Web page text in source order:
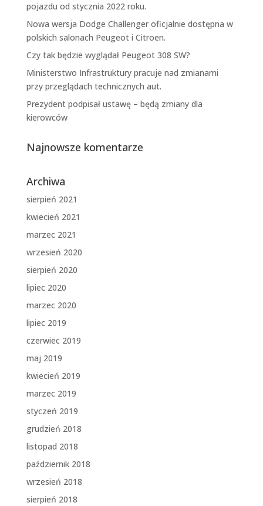
pojazdu od stycznia 2022 roku.
Nowa wersja Dodge Challenger oficjalnie dostępna w
polskich salonach Peugeot i Citroen.
Czy tak będzie wyglądał Peugeot 308 SW?
Ministerstwo Infrastruktury pracuje nad zmianami
przy przeglądach technicznych aut.
Prezydent podpisał ustawę – będą zmiany dla
kierowców
Najnowsze komentarze
Archiwa
sierpień 2021
kwiecień 2021
marzec 2021
wrzesień 2020
sierpień 2020
lipiec 2020
marzec 2020
lipiec 2019
czerwiec 2019
maj 2019
kwiecień 2019
marzec 2019
styczeń 2019
grudzień 2018
listopad 2018
październik 2018
wrzesień 2018
sierpień 2018